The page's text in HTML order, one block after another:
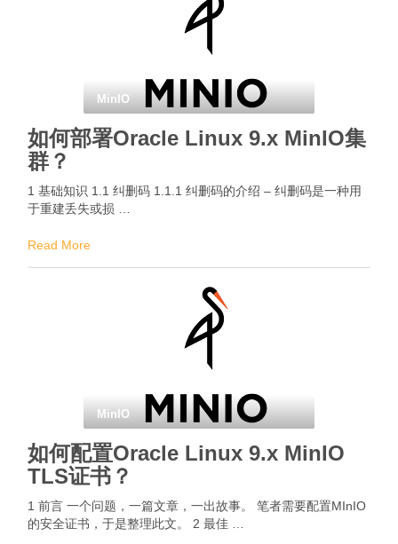
MinIO
如何部署Oracle Linux 9.x MinIO集
群？
1 基础知识 1.1 纠删码 1.1.1 纠删码的介绍 – 纠删码是一种用
于重建丢失或损 …
Read More
MinIO
如何配置Oracle Linux 9.x MinIO
TLS证书？
1 前言 一个问题，一篇文章，一出故事。 笔者需要配置MInIO
的安全证书，于是整理此文。 2 最佳 …